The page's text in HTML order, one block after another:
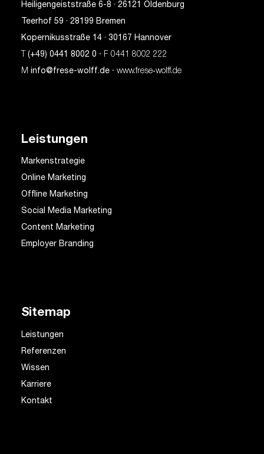
Heiligengeiststraße 6-8 · 26121 Oldenburg
Teerhof 59 · 28199 Bremen
Kopernikusstraße 14 · 30167 Hannover
(+49) 0441 8002 0 · F 0441 8002 222
M info@frese-wolff.de· www.frese‑wolff.de
Leistungen
Markenstrategie
Online Marketing
Offline Marketing
Social Media Marketing
Content Marketing
Employer Branding
Sitemap
Leistungen
Referenzen
Wissen
Karriere
Kontakt